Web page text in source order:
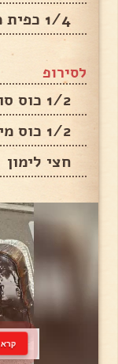
1/4 כפית מלח
לסירופ
1/2 כוס סוכר
1/2 כוס מים
חצי לימון
קרא